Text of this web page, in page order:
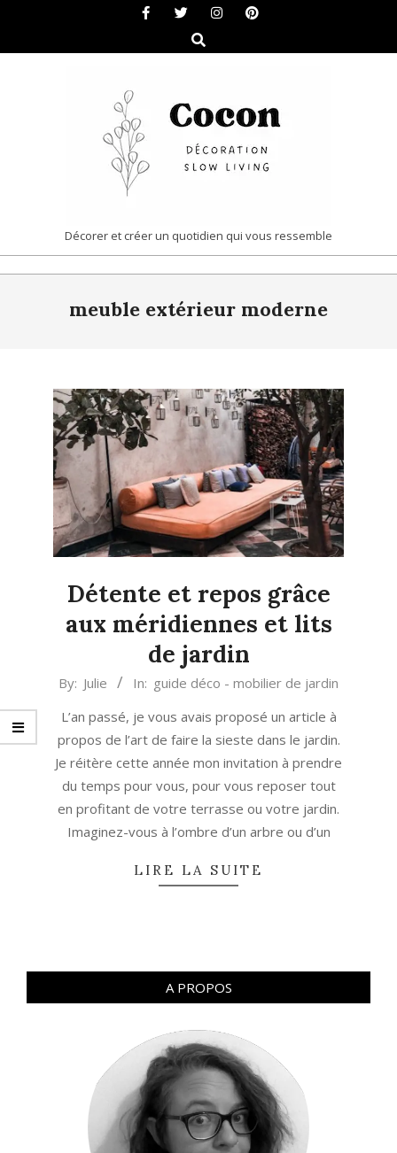
content
Search
COCON
|
DÉCORATION
LIVING
Décorer et créer un quotidien qui vous ressemble
meuble extérieur moderne
Détente et repos grâce
aux méridiennes et lits
de jardin
2022-
04
By: Julie In: guide déco - mobilier de jardin
L’an passé, je vous avais proposé un article à
propos de l’art de faire la sieste dans le jardin.
Je réitère cette année mon invitation à prendre
du temps pour vous, pour vous reposer tout
en profitant de votre terrasse ou votre jardin.
Imaginez-vous à l’ombre d’un arbre ou d’un
LIRE LA SUITE
A PROPOS